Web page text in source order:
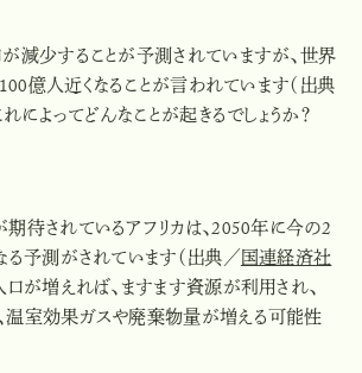
減少することが予測されていますが、世界
億人近くなることが言われています（出典
れによってどんなことが起きるでしょうか？
待されているアフリカは、2050年に今の2
予測がされています（出典／国連経済社
口が増えれば、ますます資源が利用され、
温室効果ガスや廃棄物量が増える可能性